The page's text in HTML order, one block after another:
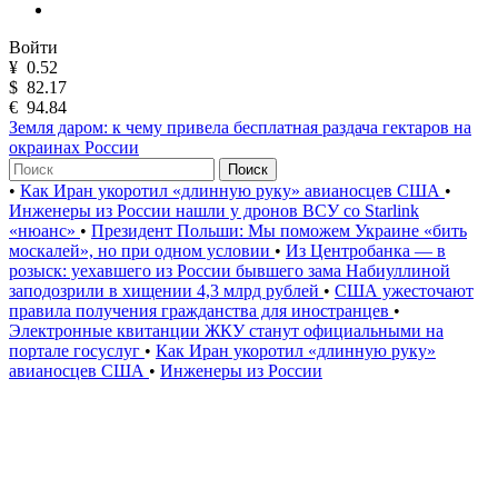
Войти
¥ 0.52
$ 82.17
€ 94.84
Земля даром: к чему привела бесплатная раздача гектаров на
окраинах России
Поиск
• Как Иран укоротил «длинную руку» авианосцев США •
Инженеры из России нашли у дронов ВСУ со Starlink
«нюанс» • Президент Польши: Мы поможем Украине «бить
москалей», но при одном условии • Из Центробанка — в
розыск: уехавшего из России бывшего зама Набиуллиной
заподозрили в хищении 4,3 млрд рублей • США ужесточают
правила получения гражданства для иностранцев •
Электронные квитанции ЖКУ станут официальными на
портале госуслуг • Как Иран укоротил «длинную руку»
авианосцев США • Инженеры из России